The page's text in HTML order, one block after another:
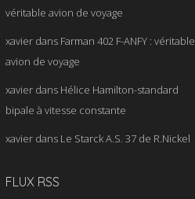
véritable avion de voyage
xavier dans Farman 402 F-ANFY : véritable
avion de voyage
xavier dans Hélice Hamilton-standard
bipale à vitesse constante
xavier dans Le Starck A.S. 37 de R.Nickel
FLUX RSS